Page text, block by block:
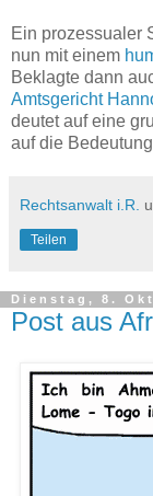
Ein prozessualer
nun mit einem
Beklagte dann
Amtsgericht
deutet auf eine
auf die
Rechtsanwalt i.R.
Teilen
Dienstag, 8.
Post aus